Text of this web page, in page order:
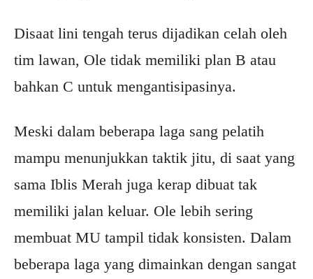
Disaat lini tengah terus dijadikan celah oleh
tim lawan, Ole tidak memiliki plan B atau
bahkan C untuk mengantisipasinya.
Meski dalam beberapa laga sang pelatih
mampu menunjukkan taktik jitu, di saat yang
sama Iblis Merah juga kerap dibuat tak
memiliki jalan keluar. Ole lebih sering
membuat MU tampil tidak konsisten. Dalam
beberapa laga yang dimainkan dengan sangat